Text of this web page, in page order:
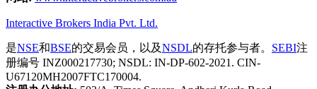
Interactive Brokers India Pvt. Ltd.
是NSE和BSE的交易会员，以及NSDL的存托参与者。 SEBI注
册编号 INZ000217730; NSDL: IN-DP-602-2021. CIN-
U67120MH2007FTC170004.